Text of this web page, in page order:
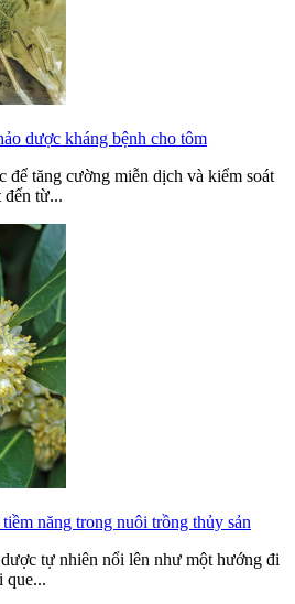
dược kháng bệnh cho tôm
để tăng cường miễn dịch và kiểm soát
đến từ...
năng trong nuôi trồng thủy sản
tự nhiên nổi lên như một hướng đi
que...